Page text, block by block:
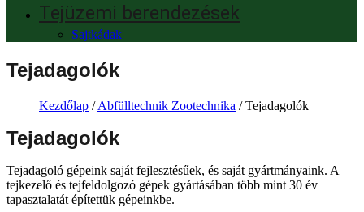
Tejüzemi berendezések
Sajtkádak
Tejadagolók
Kezdőlap /Abfülltechnik Zootechnika / Tejadagolók
Tejadagolók
Tejadagoló gépeink saját fejlesztésűek, és saját gyártmányaink. A
tejkezelő és tejfeldolgozó gépek gyártásában több mint 30 év
tapasztalatát építettük gépeinkbe.